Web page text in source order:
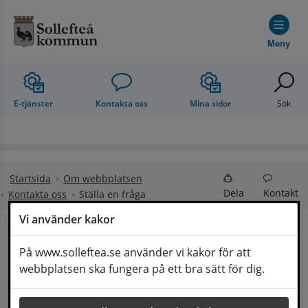
Vi använder kakor
På www.solleftea.se använder vi kakor för att
webbplatsen ska fungera på ett bra sätt för dig.
Meny
E-tjänster Kontakta oss Mina sidor Sök
Startsida
Om webbplatsen
Kontakta oss
Ställa en fråga Dela Kontakt
Ställa en fråga
Om din fråga är omfattande kan det bli aktuellt